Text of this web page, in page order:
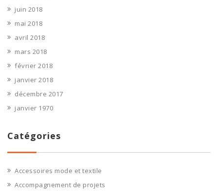
juin 2018
mai 2018
avril 2018
mars 2018
février 2018
janvier 2018
décembre 2017
janvier 1970
Catégories
Accessoires mode et textile
Accompagnement de projets